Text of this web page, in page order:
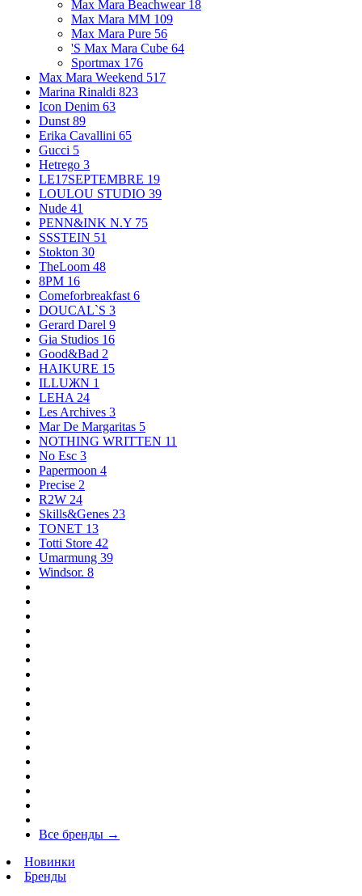
Max Mara Beachwear 18
Max Mara MM 109
Max Mara Pure 56
'S Max Mara Cube 64
Sportmax 176
Max Mara Weekend 517
Marina Rinaldi 823
Icon Denim 63
Dunst 89
Erika Cavallini 65
Gucci 5
Hetrego 3
LE17SEPTEMBRE 19
LOULOU STUDIO 39
Nude 41
PENN&INK N.Y 75
SSSTEIN 51
Stokton 30
TheLoom 48
8PM 16
Comeforbreakfast 6
DOUCAL`S 3
Gerard Darel 9
Gia Studios 16
Good&Bad 2
HAIKURE 15
ILLUЖN 1
LEHA 24
Les Archives 3
Mar De Margaritas 5
NOTHING WRITTEN 11
No Esc 3
Papermoon 4
Precise 2
R2W 24
Skills&Genes 23
TONET 13
Totti Store 42
Umarmung 39
Windsor. 8
Все бренды →
Новинки
Бренды